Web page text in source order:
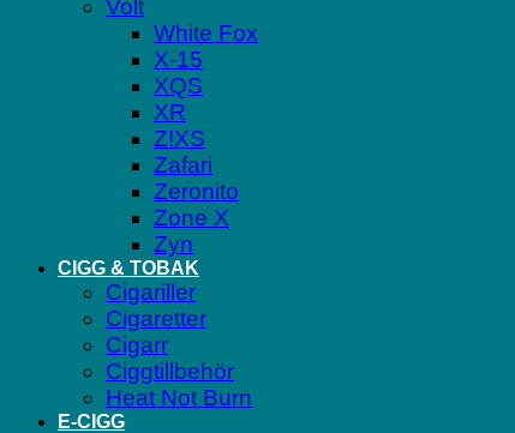
Volt
White Fox
X-15
XQS
XR
Z!XS
Zafari
Zeronito
Zone X
Zyn
CIGG & TOBAK
Cigariller
Cigaretter
Cigarr
Ciggtillbehör
Heat Not Burn
E-CIGG